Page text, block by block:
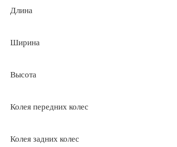
Длина
Ширина
Высота
Колея передних колес
Колея задних колес